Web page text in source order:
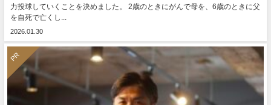
力投球していくことを決めました。 2歳のときにがんで母を、6歳のときに父
を自死で亡くし...
2026.01.30
PR